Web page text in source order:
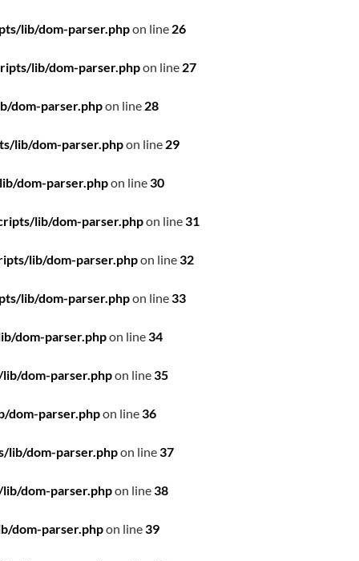
lib/dom-parser.phpon line 26
lib/dom-parser.phpon line 27
dom-parser.phpon line 28
lib/dom-parser.phpon line 29
dom-parser.phpon line30
lib/dom-parser.phpon line31
lib/dom-parser.phpon line32
lib/dom-parser.phpon line33
dom-parser.phpon line34
dom-parser.phpon line35
dom-parser.phpon line36
dom-parser.phpon line37
dom-parser.phpon line38
dom-parser.phpon line39